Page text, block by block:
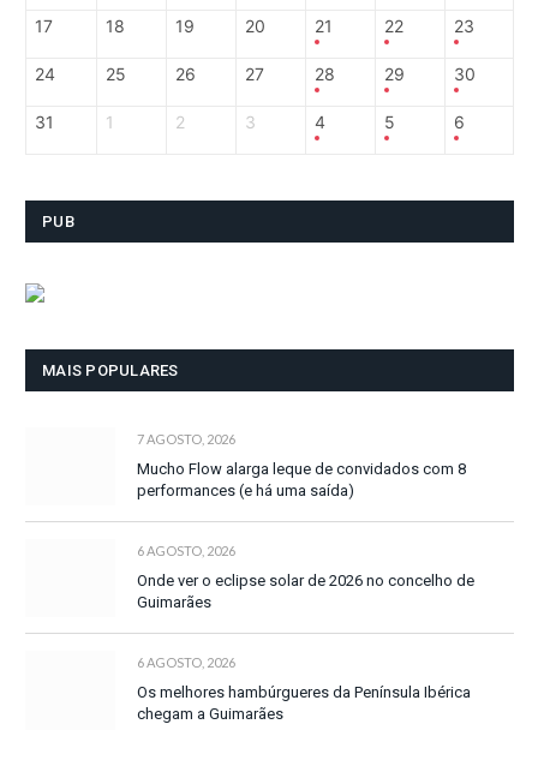
17 18 19 20 21 22 23
24 25 26 27 28 29 30
31 1 2 3 4 5 6
PUB
MAIS POPULARES
7 AGOSTO, 2026
Mucho Flow alarga leque de convidados com 8
performances (e há uma saída)
6 AGOSTO, 2026
Onde ver o eclipse solar de 2026 no concelho de
Guimarães
6 AGOSTO, 2026
Os melhores hambúrgueres da Península Ibérica
chegam a Guimarães